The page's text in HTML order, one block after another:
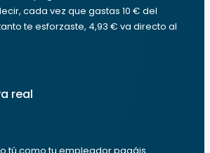
cada vez que gastas 10 € del
te esforzaste, 4,93 € va directo al
real